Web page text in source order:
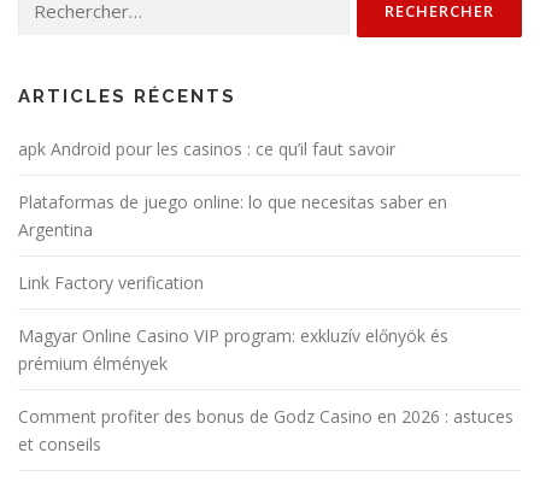
ARTICLES RÉCENTS
apk Android pour les casinos : ce qu’il faut savoir
Plataformas de juego online: lo que necesitas saber en
Argentina
Link Factory verification
Magyar Online Casino VIP program: exkluzív előnyök és
prémium élmények
Comment profiter des bonus de Godz Casino en 2026 : astuces
et conseils